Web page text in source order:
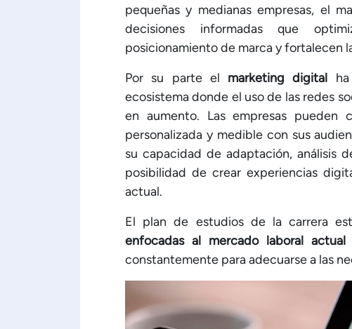
pequeñas y medianas empresas, el
decisiones informadas que
posicionamiento de marca y fortalecen
Por su parte el marketing digital
ecosistema donde el uso de las redes
en aumento. Las empresas pueden
personalizada y medible con sus
su capacidad de adaptación, análisis
posibilidad de crear experiencias
actual.
El plan de estudios de la carrera
enfocadas al mercado laboral
constantemente para adecuarse a las